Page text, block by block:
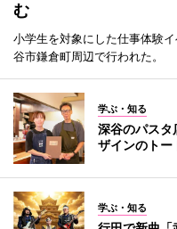
む
小学生を対象にした仕事体験
谷市鎌倉町周辺で行われた。
学ぶ・知る
深谷のパス
ザインのトー
学ぶ・知る